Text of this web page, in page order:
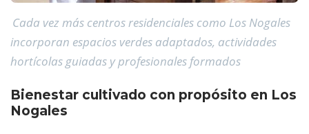
Cada vez más centros residenciales como Los Nogales
incorporan espacios verdes adaptados, actividades
hortícolas guiadas y profesionales formados
Bienestar cultivado con propósito en Los
Nogales